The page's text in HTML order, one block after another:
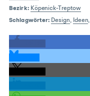
Bezirk: Köpenick-Treptow
Schlagwörter: Design, Ideen,